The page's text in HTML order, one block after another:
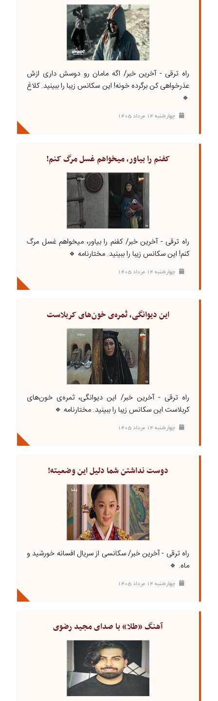
راه ترقی - آخرین خبر/ اگه مامان رو دوسش داری ازش
عذرخواهی کن برگرده خونه! این سکانس زیبا را ببینید. کلاغ
🔹
چهارشنبه ۱۴ مرداد ۱۴۰۵
کفنم را بیاور، میخواهم غسل مرگ کنم!
راه ترقی - آخرین خبر/ کفنم را بیاور، میخواهم غسل مرگ
کنم! این سکانس زیبا را ببینید. مختارنامه 🔹
چهارشنبه ۱۴ مرداد ۱۴۰۵
این دیوانگی، ثمره‌ی خون‌های کربلاست
راه ترقی - آخرین خبر/ این دیوانگی، ثمره‌ی خون‌های
کربلاست این سکانس زیبا را ببینید. مختارنامه 🔹
چهارشنبه ۱۴ مرداد ۱۴۰۵
دوست نداشتن شما دلیل این وضعیته!
راه ترقی - آخرین خبر/ سکانسی از سریال افسانه خورشید و
ماه. 🔹
چهارشنبه ۱۴ مرداد ۱۴۰۵
آهنگ «طلا» با صدای مجید رضوی